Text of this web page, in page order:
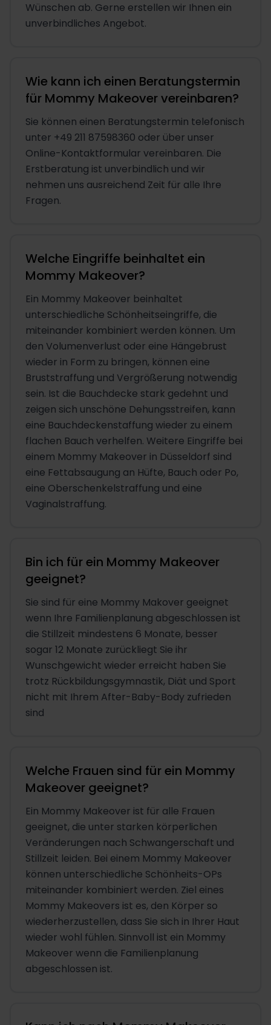
Wünschen ab. Gerne erstellen wir Ihnen ein
unverbindliches Angebot.
Wie kann ich einen Beratungstermin
für Mommy Makeover vereinbaren?
Sie können einen Beratungstermin telefonisch
unter +49 211 87598360 oder über unser
Online-Kontaktformular vereinbaren. Die
Erstberatung ist unverbindlich und wir
nehmen uns ausreichend Zeit für alle Ihre
Fragen.
Welche Eingriffe beinhaltet ein
Mommy Makeover?
Ein Mommy Makeover beinhaltet
unterschiedliche Schönheitseingriffe, die
miteinander kombiniert werden können. Um
den Volumenverlust oder eine Hängebrust
wieder in Form zu bringen, können eine
Bruststraffung und Vergrößerung notwendig
sein. Ist die Bauchdecke stark gedehnt und
zeigen sich unschöne Dehungsstreifen, kann
eine Bauchdeckenstaffung wieder zu einem
flachen Bauch verhelfen. Weitere Eingriffe bei
einem Mommy Makeover in Düsseldorf sind
eine Fettabsaugung an Hüfte, Bauch oder Po,
eine Oberschenkelstraffung und eine
Vaginalstraffung.
Bin ich für ein Mommy Makeover
geeignet?
Sie sind für eine Mommy Makover geeignet
wenn Ihre Familienplanung abgeschlossen ist
die Stillzeit mindestens 6 Monate, besser
sogar 12 Monate zurückliegt Sie ihr
Wunschgewicht wieder erreicht haben Sie
trotz Rückbildungsgymnastik, Diät und Sport
nicht mit Ihrem After-Baby-Body zufrieden
sind
Welche Frauen sind für ein Mommy
Makeover geeignet?
Ein Mommy Makeover ist für alle Frauen
geeignet, die unter starken körperlichen
Veränderungen nach Schwangerschaft und
Stillzeit leiden. Bei einem Mommy Makeover
können unterschiedliche Schönheits-OPs
miteinander kombiniert werden. Ziel eines
Mommy Makeovers ist es, den Körper so
wiederherzustellen, dass Sie sich in Ihrer Haut
wieder wohl fühlen. Sinnvoll ist ein Mommy
Makeover wenn die Familienplanung
abgeschlossen ist.